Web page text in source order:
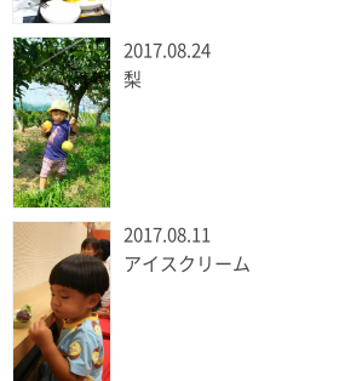
2017.08.24
梨
2017.08.11
アイスクリーム